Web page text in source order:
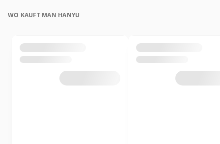
WO KAUFT MAN HANYU